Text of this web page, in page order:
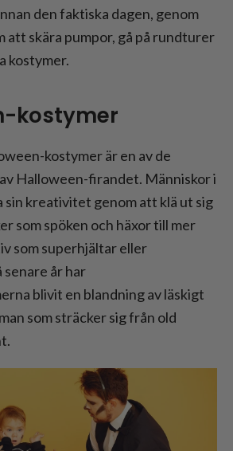
den faktiska dagen, genom
att skära pumpor, gå på rundturer
kostymer.
kostymer
kostymer är en av de
Halloween-firandet. Människor i
sin kreativitet genom att klä ut sig
som spöken och häxor till mer
som superhjältar eller
år har
blivit en blandning av läskigt
som sträcker sig från old